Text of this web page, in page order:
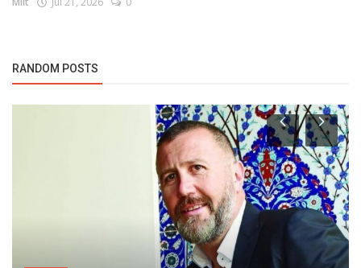
RANDOM POSTS